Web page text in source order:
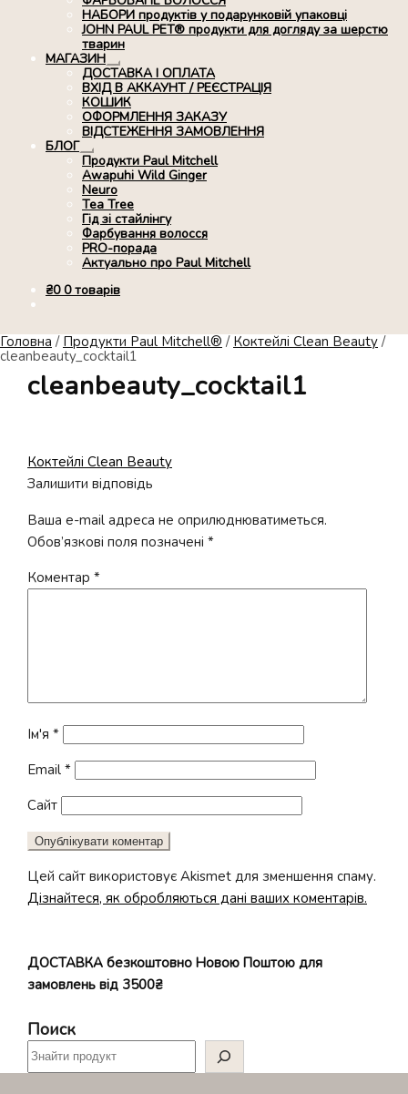
НАБОРИ продуктів у подарунковій упаковці
JOHN PAUL PET® продукти для догляду за шерстю
тварин
МАГАЗИН
Розгорнуте
вкладене
меню
ДОСТАВКА І ОПЛАТА
ВХІД В АККАУНТ / РЕЄСТРАЦІЯ
КОШИК
ОФОРМЛЕННЯ ЗАКАЗУ
ВІДСТЕЖЕННЯ ЗАМОВЛЕННЯ
БЛОГ
Розгорнуте
вкладене
меню
Продукти Paul Mitchell
Awapuhi Wild Ginger
Neuro
Tea Tree
Гід зі стайлінгу
Фарбування волосся
PRO-порада
Актуально про Paul Mitchell
₴0 0 товарів
Головна / Продукти Paul Mitchell® / Коктейлі Clean Beauty /
cleanbeauty_cocktail1
cleanbeauty_cocktail1
Навігація
записів
Попередні
записи:
Коктейлі Clean Beauty
Залишити відповідь
Ваша e-mail адреса не оприлюднюватиметься.
Обов’язкові поля позначені *
Коментар *
Ім'я *
Email *
Сайт
Цей сайт використовує Akismet для зменшення спаму.
Дізнайтеся, як обробляються дані ваших коментарів.
ДОСТАВКА безкоштовно Новою Поштою для
замовлень від 3500₴
Поиск